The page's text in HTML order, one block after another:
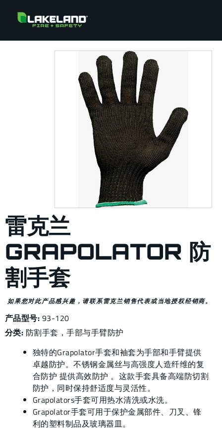
雷克兰
GRAPOLATOR 防
割手套
如果您对此产品感兴趣，请联系雷克兰销售代表或当地授权经销商。
产品型号: 93-120
分类: 防割手套 ，手部与手臂防护
独特的Grapolator手套和袖套为手部和手臂提供
卓越防护。不锈钢金属丝与高强度人造纤维的复
合防护 提供高效防护 。这款手套具备高端防切割
防护，同时保持舒适度与灵活性。
Grapolators手套可用热水清洗或水洗。
Grapolator手套可用于保护金属部件、刀叉、锋
利的塑料制品及玻璃器皿。